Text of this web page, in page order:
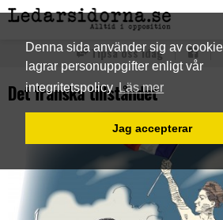
Denna sida använder sig av
lagrar personuppgifter enligt vår
integritetspolicyLäs mer
Jag accepterar
Tipsa oss idag
Det franska tillståndet